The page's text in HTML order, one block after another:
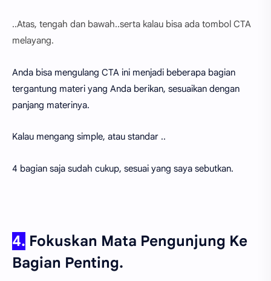
..Atas, tengah dan bawah..serta kalau bisa ada tombol CTA
melayang.
Anda bisa mengulang CTA ini menjadi beberapa bagian
tergantung materi yang Anda berikan, sesuaikan dengan
panjang materinya.
Kalau mengang simple, atau standar ..
4 bagian saja sudah cukup, sesuai yang saya sebutkan.
4. Fokuskan Mata Pengunjung Ke
Bagian Penting.